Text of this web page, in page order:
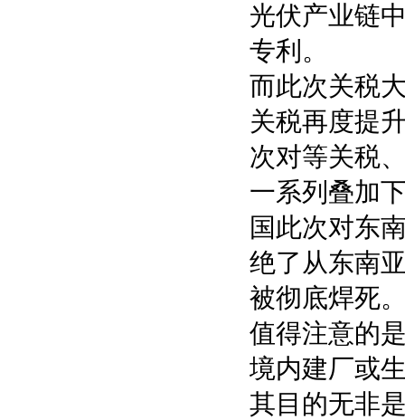
光伏产业链
专利。
而此次关税
关税再度提
次对等关税
一系列叠加
国此次对东
绝了从东南
被彻底焊死
值得注意的
境内建厂或
其目的无非